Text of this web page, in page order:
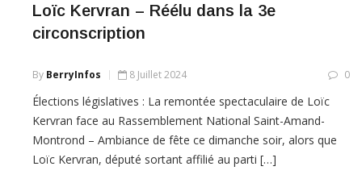
Loïc Kervran – Réélu dans la 3e
circonscription
By BerryInfos 8 Juillet 2024 0
Élections législatives : La remontée spectaculaire de Loïc
Kervran face au Rassemblement National Saint-Amand-
Montrond – Ambiance de fête ce dimanche soir, alors que
Loïc Kervran, député sortant affilié au parti […]